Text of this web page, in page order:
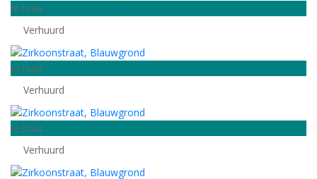
te huur
Verhuurd
te huur
Verhuurd
te huur
Verhuurd